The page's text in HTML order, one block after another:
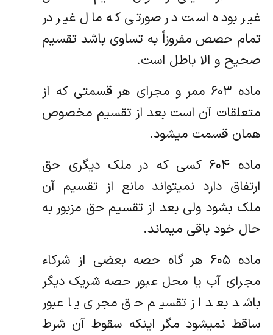
غیر بوده است در صورتی که مال غیر در
تمام حصص مفروزاً ‌به تساوی باشد تقسیم
صحیح و الا باطل است.
ماده ۶۰۳ ممر و مجرای هر قسمتی که از
متعلقات آن است بعد از تقسیم مخصوص
همان قسمت میشود.
ماده ۶۰۴ کسی که در ملک دیگری حق
ارتفاق دارد نمیتواند مانع از تقسیم آن
ملک بشود ولی بعد از تقسیم حق مزبور به
حال خود باقی میماند.
ماده ۶۰۵ هر گاه حصه بعضی از شرکاء
مجرای آب یا محل عبور حصه شریک دیگر
باشد بعد از تقسیم حق مجری یا عبور
ساقط نمیشود مگر ‌اینکه سقوط آن شرط